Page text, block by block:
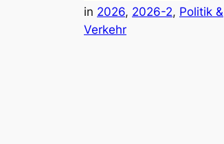
in 2026, 2026-2, Politik &
Verkehr